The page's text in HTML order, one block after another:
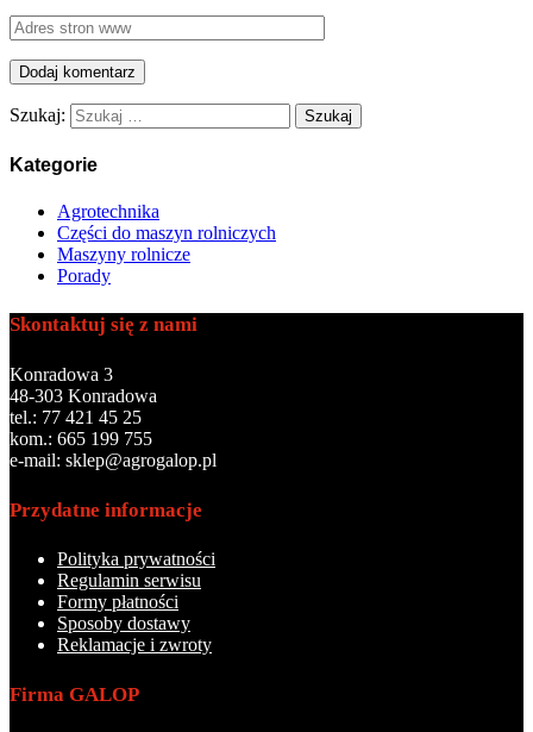
Szukaj:
Kategorie
Agrotechnika
Części do maszyn rolniczych
Maszyny rolnicze
Porady
Skontaktuj się z nami
Konradowa 3
48-303 Konradowa
tel.: 77 421 45 25
kom.: 665 199 755
e-mail: sklep@agrogalop.pl
Przydatne informacje
Polityka prywatności
Regulamin serwisu
Formy płatności
Sposoby dostawy
Reklamacje i zwroty
Firma GALOP